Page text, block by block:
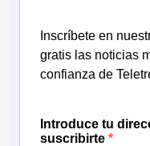
Inscríbete en
gratis las noticias
confianza de
Introduce tu
suscribirte